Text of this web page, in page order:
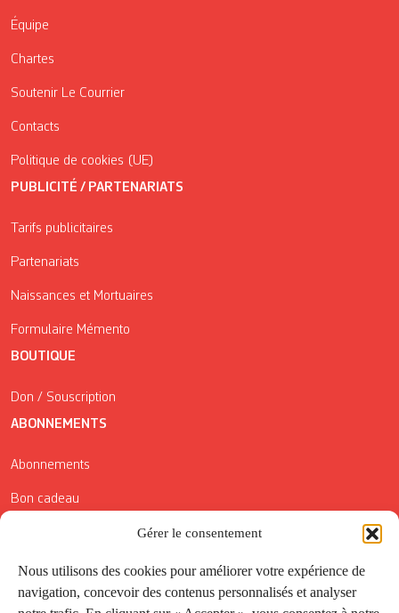
Gérer le consentement
Nous utilisons des cookies pour améliorer votre expérience de
navigation, concevoir des contenus personnalisés et analyser
Équipe
Chartes
Soutenir Le Courrier
Contacts
Politique de cookies (UE)
PUBLICITÉ / PARTENARIATS
Tarifs publicitaires
Partenariats
Naissances et Mortuaires
Formulaire Mémento
BOUTIQUE
Don / Souscription
ABONNEMENTS
Abonnements
Bon cadeau
Conditions générales de vente
Réductions de la Carte Côté Courrier
Application